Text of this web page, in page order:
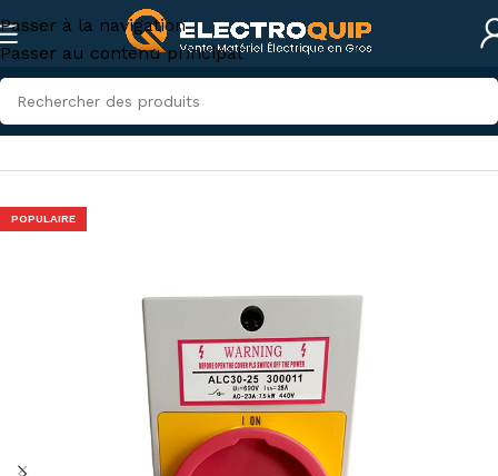
Passer à la navigation
Passer au contenu principal
Accueil/Électricité industrielle/Appareillage industriel
POPULAIRE